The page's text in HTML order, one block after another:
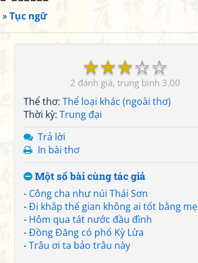
»Tục ngữ
☆
☆
☆
☆
☆
2 3.00
Thể thơ: Thể loại khác (ngoài thơ)
Thời kỳ: Trung đại
Trả lời
In bài thơ
Một số bài cùng tác giả
- Công cha như núi Thái Sơn
-Đi khắp thế gian không ai tốt bằng mẹ
- Hôm qua tát nước đầu đình
-Đồng Đăng có phố Kỳ Lừa
-Trâu ơi ta bảo trâu này